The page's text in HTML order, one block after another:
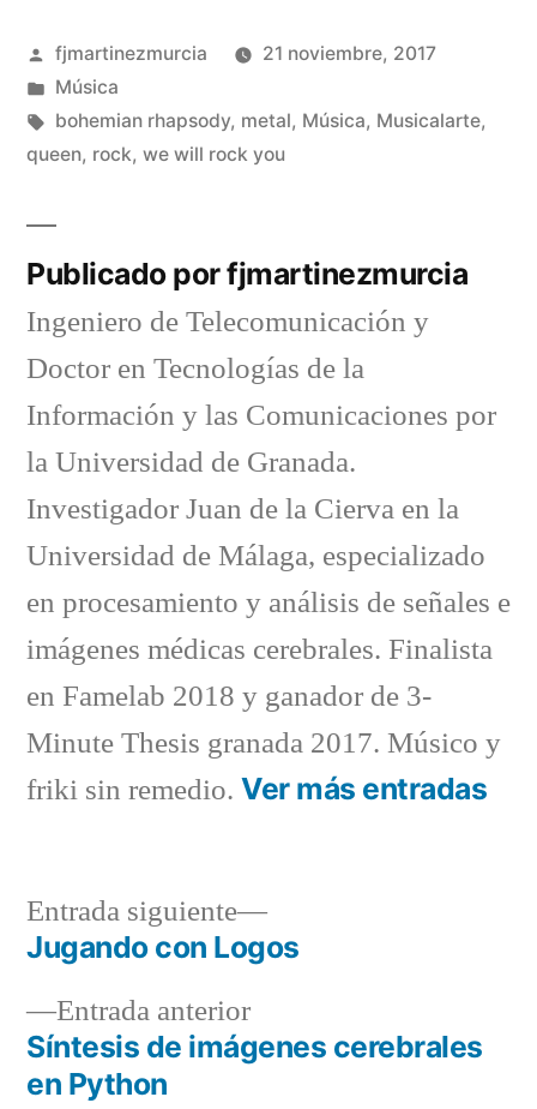
Publicado
por
fjmartinezmurcia
21 noviembre, 2017
Publicado
en
Música
Etiquetas:
bohemian rhapsody, metal, Música, Musicalarte,
queen, rock, we will rock you
Publicado por fjmartinezmurcia
Ingeniero de Telecomunicación y
Doctor en Tecnologías de la
Información y las Comunicaciones por
la Universidad de Granada.
Investigador Juan de la Cierva en la
Universidad de Málaga, especializado
en procesamiento y análisis de señales e
imágenes médicas cerebrales. Finalista
en Famelab 2018 y ganador de 3-
Minute Thesis granada 2017. Músico y
friki sin remedio. Ver más entradas
Navegación
de
entradas
Entrada anteriorEntrada
anterior:
Síntesis de imágenes cerebrales
en Python
Entrada siguiente
Entrada
siguiente:
Jugando con Logos